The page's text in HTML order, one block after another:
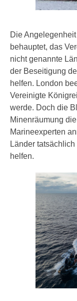
Die
behauptet, das
nicht genannte
der Beseitigung
helfen. London
Vereinigte
werde. Doch die
Minenräumung
Marineexperten
Länder
helfen.